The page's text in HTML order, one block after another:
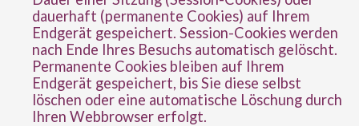
dauerhaft (permanente Cookies) auf Ihrem
Endgerät gespeichert. Session-Cookies werden
nach Ende Ihres Besuchs automatisch gelöscht.
Permanente Cookies bleiben auf Ihrem
Endgerät gespeichert, bis Sie diese selbst
löschen oder eine automatische Löschung durch
Ihren Webbrowser erfolgt.